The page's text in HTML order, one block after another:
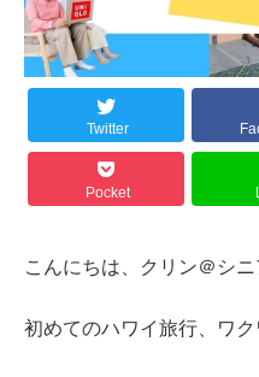
Twitter
Pocket
こんにちは、クリン＠シニ
初めてのハワイ旅行、ワク